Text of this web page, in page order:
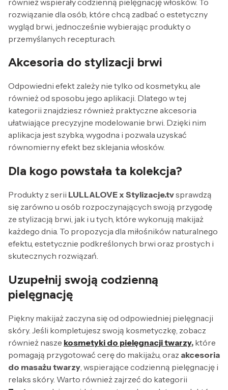
rozwiązanie dla osób, które chcą zadbać o estetyczny
wygląd brwi, jednocześnie wybierając produkty o
przemyślanych recepturach.
Akcesoria do stylizacji brwi
Odpowiedni efekt zależy nie tylko od kosmetyku, ale
również od sposobu jego aplikacji. Dlatego w tej
kategorii znajdziesz również praktyczne akcesoria
ułatwiające precyzyjne modelowanie brwi. Dzięki nim
aplikacja jest szybka, wygodna i pozwala uzyskać
równomierny efekt bez sklejania włosków.
Dla kogo powstała ta kolekcja?
Produkty z serii LULLALOVE x Stylizacje.tvsprawdzą
się zarówno u osób rozpoczynających swoją przygodę
ze stylizacją brwi, jak i u tych, które wykonują makijaż
każdego dnia. To propozycja dla miłośników naturalnego
efektu, estetycznie podkreślonych brwi oraz prostych i
skutecznych rozwiązań.
Uzupełnij swoją codzienną
pielęgnację
Piękny makijaż zaczyna się od odpowiedniej pielęgnacji
skóry. Jeśli kompletujesz swoją kosmetyczkę, zobacz
również nasze kosmetyki do pielęgnacji twarzy, które
pomagają przygotować cerę do makijażu, oraz akcesoria
do masażu twarzy , wspierające codzienną pielęgnację i
relaks skóry. Warto również zajrzeć do kategorii